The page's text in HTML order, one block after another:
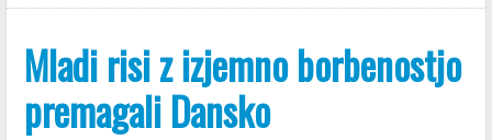
Mladi risi z izjemno borbenostjo
premagali Dansko